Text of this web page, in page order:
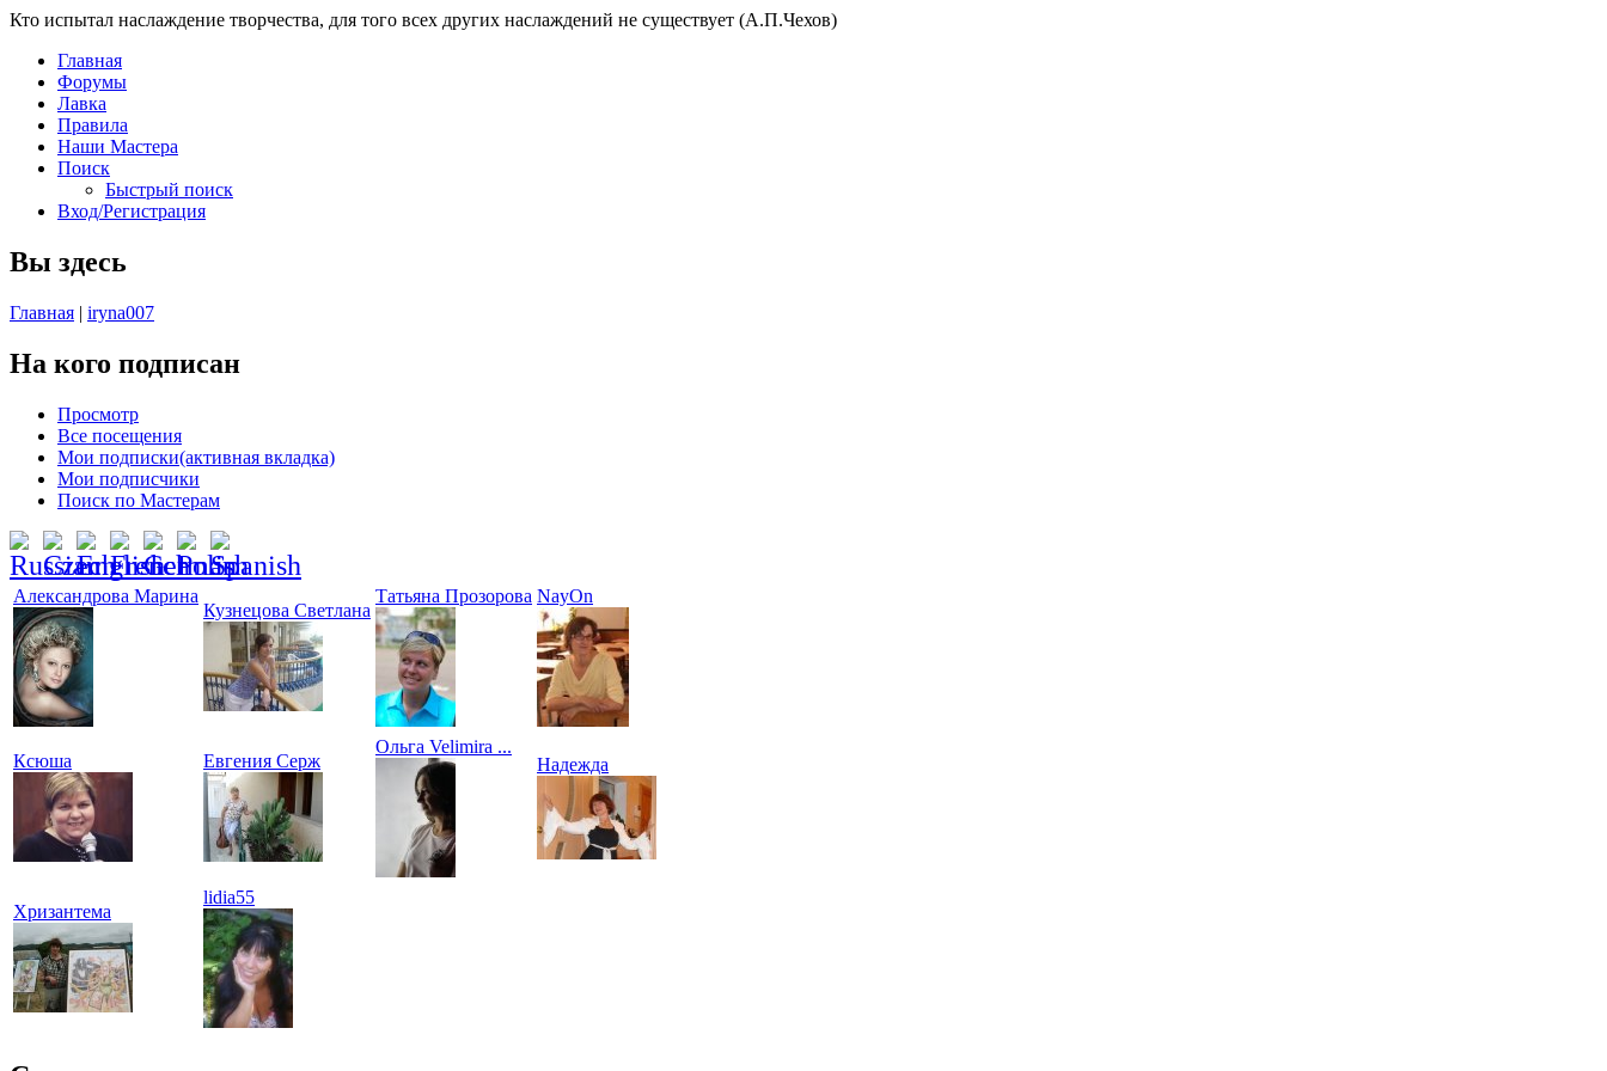
Кто испытал наслаждение творчества, для того всех других наслаждений не существует (А.П.Чехов)
Главная
Форумы
Лавка
Правила
Наши Мастера
Поиск
Быстрый поиск
Вход/Регистрация
Вы здесь
Главная | iryna007
На кого подписан
Просмотр
Все посещения
Мои подписки(активная вкладка)
Мои подписчики
Поиск по Мастерам
Александрова Марина
Кузнецова Светлана
Татьяна Прозорова NayOn
Ксюша Евгения Серж
Ольга Velimira ...
Надежда
Хризантема
lidia55